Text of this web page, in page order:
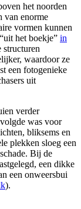
het noorden
van enorme
vormen kunnen
het boekje” in
waardoor ze
een fotogenieke
uit
verder
was voor
bliksems en
plekken sloeg een
Bij de
een dikke
een onweersbui
).